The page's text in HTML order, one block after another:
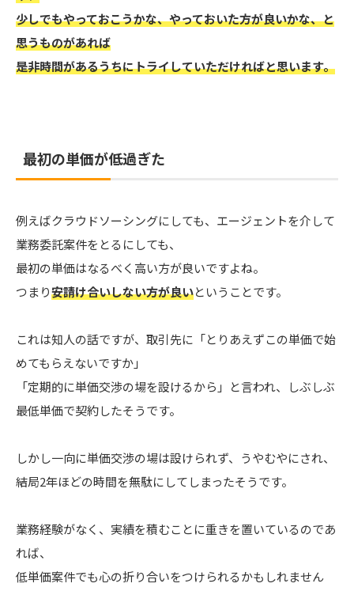
少しでもやっておこうかな、やっておいた方が良いかな、と
思うものがあれば
是非時間があるうちにトライしていただければと思います。
最初の単価が低過ぎた
例えばクラウドソーシングにしても、エージェントを介して
業務委託案件をとるにしても、
最初の単価はなるべく高い方が良いですよね。
つまり安請け合いしない方が良いということです。
これは知人の話ですが、取引先に「とりあえずこの単価で始
めてもらえないですか」
「定期的に単価交渉の場を設けるから」と言われ、しぶしぶ
最低単価で契約したそうです。
しかし一向に単価交渉の場は設けられず、うやむやにされ、
結局2年ほどの時間を無駄にしてしまったそうです。
業務経験がなく、実績を積むことに重きを置いているのであ
れば、
低単価案件でも心の折り合いをつけられるかもしれません